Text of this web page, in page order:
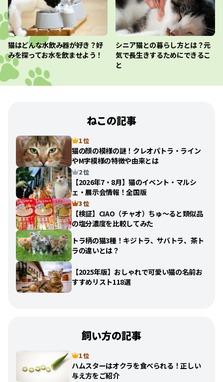
猫はどんな水飲み器が好き？好
みを探ってお水を飲ませよう！
シニア猫との暮らし方とは？元
気で長生きするためにできるこ
と
ねこの記事
1 位
猫の顔の模様の謎！クレオパトラ・ライン
やM字模様の特徴や由来とは
2 位
【2026年7・8月】猫のイベント・マルシ
ェ・展示会情報！全国版
3 位
【検証】CIAO（チャオ）ちゅ〜ると類似品
の塩分濃度を比較してみた
トラ柄の猫3種！キジトラ、サバトラ、茶ト
ラの違いとは？
【2025年版】おしゃれで可愛い猫の名前お
すすめリスト118選
飼い方の記事
1 位
ハムスターはオクラを食べられる！正しい
与え方をご紹介